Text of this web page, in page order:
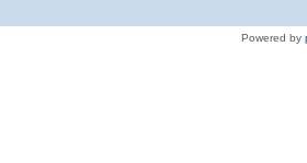
Powered by